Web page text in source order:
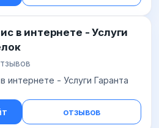
в интернете - Услуги
интернете - Услуги Гаранта
отзывов